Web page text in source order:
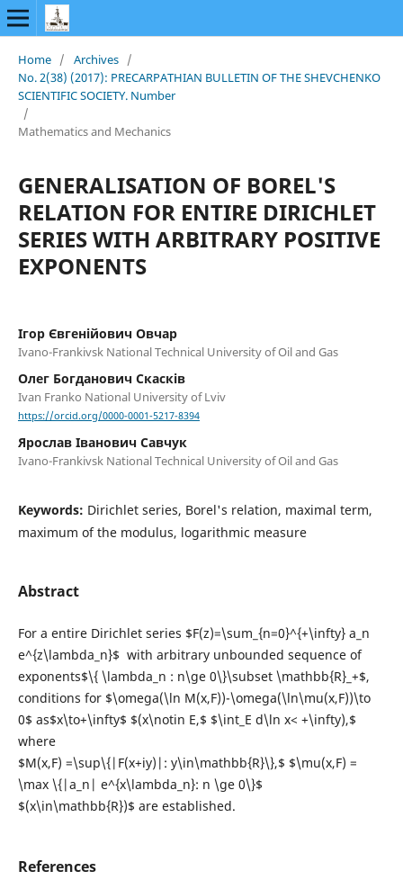
Home / Archives /
No. 2(38) (2017): PRECARPATHIAN BULLETIN OF THE SHEVCHENKO
SCIENTIFIC SOCIETY. Number
/
Mathematics and Mechanics
GENERALISATION OF BOREL'S
RELATION FOR ENTIRE DIRICHLET
SERIES WITH ARBITRARY POSITIVE
EXPONENTS
Ігор Євгенійович Овчар
Ivano-Frankivsk National Technical University of Oil and Gas
Олег Богданович Скасків
Ivan Franko National University of Lviv
https://orcid.org/0000-0001-5217-8394
Ярослав Іванович Савчук
Ivano-Frankivsk National Technical University of Oil and Gas
Keywords: Dirichlet series, Borel's relation, maximal term,
maximum of the modulus, logarithmic measure
Abstract
For a entire Dirichlet series $F(z)=\sum_{n=0}^{+\infty} a_n
e^{z\lambda_n}$ with arbitrary unbounded sequence of
exponents$\{ \lambda_n : n\ge 0\}\subset \mathbb{R}_+$,
conditions for $\omega(\ln M(x,F))-\omega(\ln\mu(x,F))\to
0$ as$x\to+\infty$ $(x\notin E,$ $\int_E d\ln x< +\infty),$
where
$M(x,F) =\sup\{|F(x+iy)|: y\in\mathbb{R}\},$ $\mu(x,F) =
\max \{|a_n| e^{x\lambda_n}: n \ge 0\}$
$(x\in\mathbb{R})$ are established.
References